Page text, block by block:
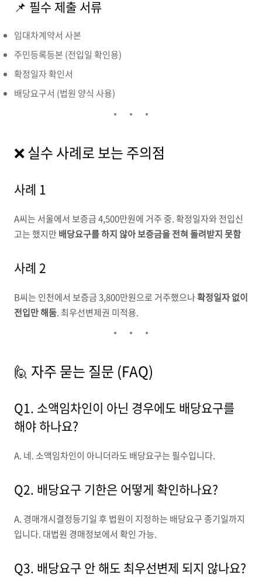
📌 필수 제출 서류
임대차계약서 사본
주민등록등본 (전입일 확인용)
확정일자 확인서
배당요구서 (법원 양식 사용)
❌ 실수 사례로 보는 주의점
사례 1
A씨는 서울에서 보증금 4,500만원에 거주 중. 확정일자와 전입신
고는 했지만배당요구를 하지 않아 보증금을 전혀 돌려받지 못함
사례 2
B씨는 인천에서 보증금 3,800만원으로 거주했으나확정일자 없이
전입만 해둠. 최우선변제권 미적용.
🙋 자주 묻는 질문 (FAQ)
Q1. 소액임차인이 아닌 경우에도 배당요구를
해야 하나요?
A. 네. 소액임차인이 아니더라도 배당요구는 필수입니다.
Q2. 배당요구 기한은 어떻게 확인하나요?
A. 경매개시결정등기일 후 법원이 지정하는 배당요구 종기일까지
입니다. 대법원 경매정보에서 확인 가능.
Q3. 배당요구 안 해도 최우선변제 되지 않나요?